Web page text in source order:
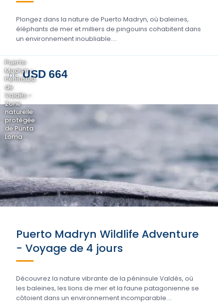
Plongez dans la nature de Puerto Madryn, où baleines,
éléphants de mer et milliers de pingouins cohabitent dans
un environnement inoubliable....
DE USD 664
Puerto
Madryn -
Península
de
Valdés -
Zone
naturelle
protégée
de Punta
Loma
Puerto Madryn Wildlife Adventure
- Voyage de 4 jours
Découvrez la nature vibrante de la péninsule Valdès, où
les baleines, les lions de mer et la faune patagonienne se
côtoient dans un environnement incomparable....